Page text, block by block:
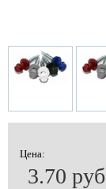
Цена:
3.70 руб